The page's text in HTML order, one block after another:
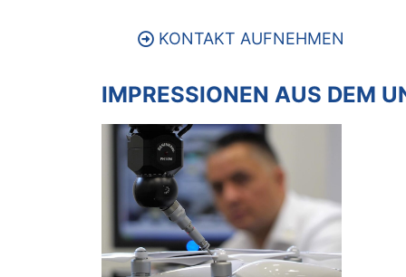
KONTAKT AUFNEHMEN
IMPRESSIONEN AUS DEM